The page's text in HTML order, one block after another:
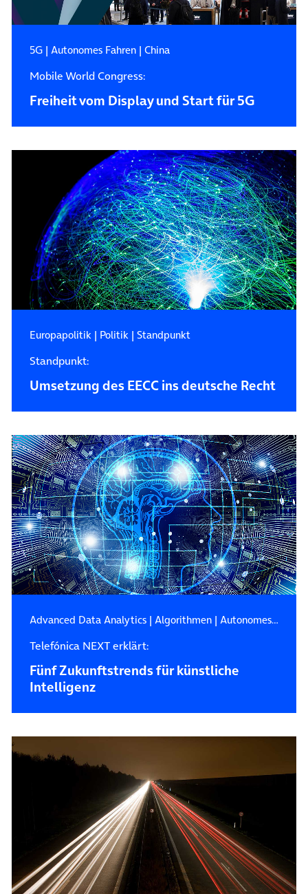
5G| Autonomes Fahren| China
Mobile World Congress:
Freiheit vom Display und Start für 5G
Europapolitik| Politik| Standpunkt
Standpunkt:
Umsetzung des EECC ins deutsche Recht
Advanced Data Analytics| Algorithmen| Autonomes Fahren
Telefónica NEXT erklärt:
Fünf Zukunftstrends für künstliche
Intelligenz